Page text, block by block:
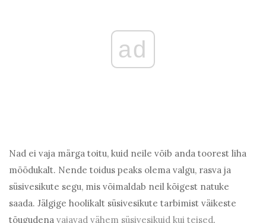
ad
Nad ei vaja märga toitu, kuid neile võib anda toorest liha
mõõdukalt. Nende toidus peaks olema valgu, rasva ja
süsivesikute segu, mis võimaldab neil kõigest natuke
saada. Jälgige hoolikalt süsivesikute tarbimist väikeste
tõugudena vajavad vähem süsivesikuid kui teised.